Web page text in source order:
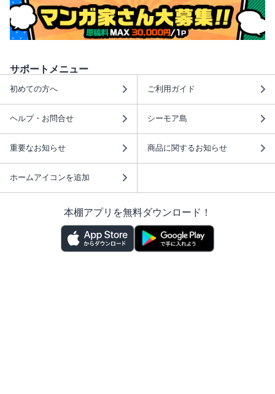
サポートメニュー
初めての方へ ご利用ガイド
ヘルプ・お問合せ シーモア島
重要なお知らせ 商品に関するお知らせ
ホームアイコンを追加
本棚アプリを無料ダウンロード！